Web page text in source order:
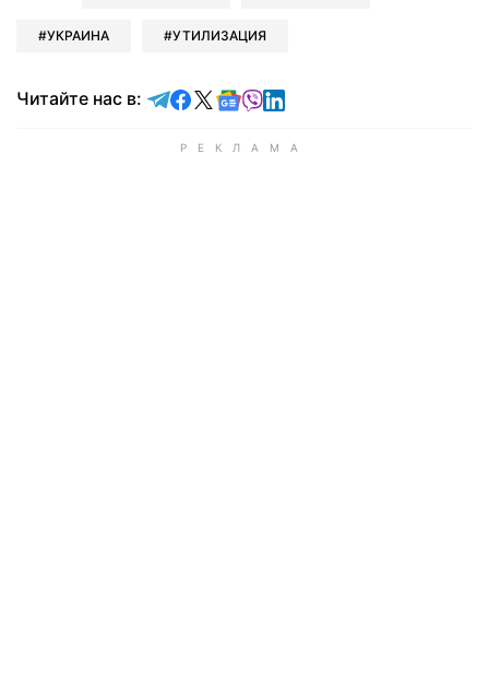
УКРАИНА УТИЛИЗАЦИЯ
Читайте нас в: Читайте в Telegram
Читайте в Facebook
Читайте в X
Читайте в Google news
Читайте в Viber
Читайте в LinkedIn